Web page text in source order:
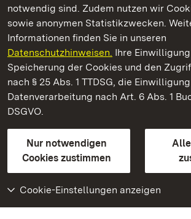
notwendig sind. Zudem nutzen wir
sowie anonymen Statistikzwecken.
Informationen finden Sie in unseren
Datenschutzhinweisen. Ihre
Speicherung der Cookies und den
nach § 25 Abs. 1 TTDSG, die
Datenverarbeitung nach Art. 6 Abs. 1
DSGVO.
Nur notwendigen
Cookies zustimmen
Cookie-Einstellungen anzeigen
Schloss Heidelberg
Staatliche Schlösser und Gärten
Kontakt
GebärdenspracheLeichte Sprache
Erklärung zur Barrierefreiheit
BITV-konform (geprüfte Seiten)
Weiteres